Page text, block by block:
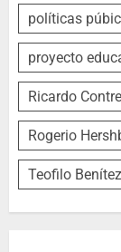
políticas
proyecto
Ricardo
Rogerio
Teofilo Benítez